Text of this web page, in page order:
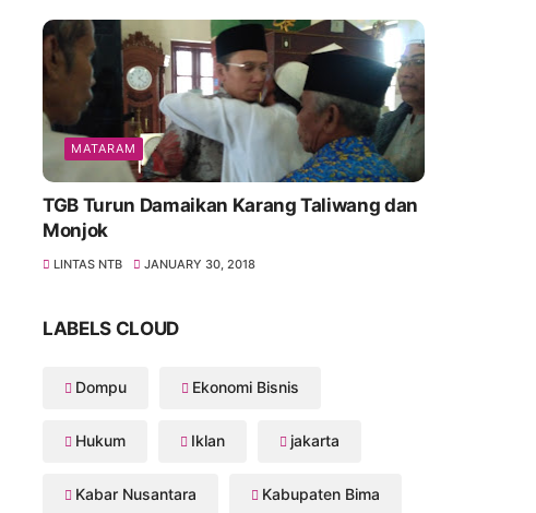
MATARAM
TGB Turun Damaikan Karang Taliwang dan
Monjok
LINTAS NTB JANUARY 30, 2018
LABELS CLOUD
Dompu Ekonomi Bisnis
Hukum Iklan jakarta
Kabar Nusantara Kabupaten Bima